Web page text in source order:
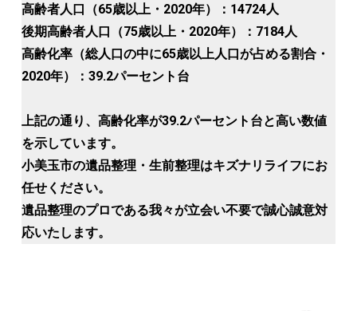
高齢者人口（65歳以上・2020年）：14724人
後期高齢者人口（75歳以上・2020年）：7184人
高齢化率（総人口の中に65歳以上人口が占める割合・
2020年）：39.2パーセント台
上記の通り、高齢化率が39.2パーセント台と高い数値
を示しています。
小美玉市の遺品整理・生前整理はキズナリライフにお
任せください。
遺品整理のプロである我々が立会い不要で誠心誠意対
応いたします。